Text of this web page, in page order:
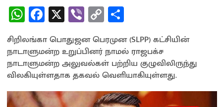
W
h
at
sA
p
p
Fa
ce
b
o
o
k
X Vi
b
er
C
o
py
Li
n
k
h
ar
e
சிறிலங்கா பொதுஜன பெரமுன (SLPP) கட்சியின்
நாடாளுமன்ற உறுப்பினர் நாமல் ராஜபக்ச
நாடாளுமன்ற அலுவல்கள் பற்றிய குழுவிலிருந்து
விலகியுள்ளதாக தகவல் வெளியாகியுள்ளது.